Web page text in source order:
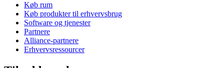
Køb rum
Køb produkter til erhvervsbrug
Software og tjenester
Partnere
Alliance-partnere
Erhvervsressourcer